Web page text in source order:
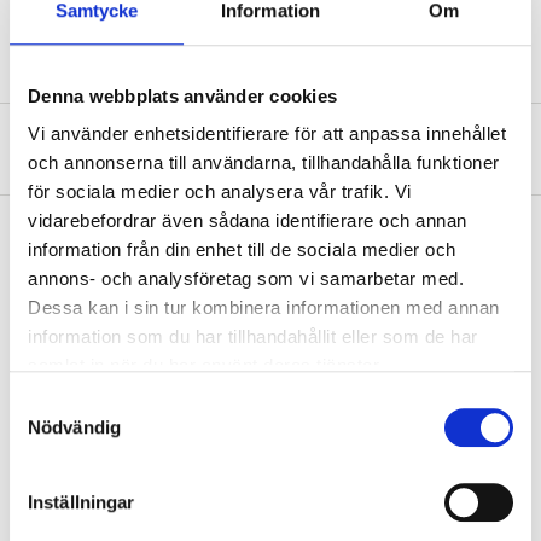
Samtycke Information Om
Denna webbplats använder cookies
Vi använder enhetsidentifierare för att anpassa innehållet
och annonserna till användarna, tillhandahålla funktioner
för sociala medier och analysera vår trafik. Vi
vidarebefordrar även sådana identifierare och annan
information från din enhet till de sociala medier och
annons- och analysföretag som vi samarbetar med.
Dessa kan i sin tur kombinera informationen med annan
information som du har tillhandahållit eller som de har
Nödvändig
Inställningar
Antal 5 st. (hål)
Om tillverkaren
Köp & Hämta
Köp & Hämta i ditt varuhus inom 2 timmar! För mer information om
tjänsten och våra villkor.
Andra kunder köpte också